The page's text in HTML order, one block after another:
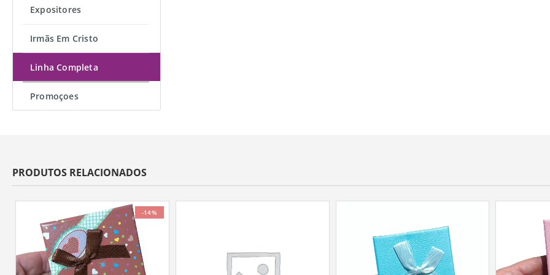
Expositores
Irmãs Em Cristo
Linha Completa
Promoçoes
PRODUTOS RELACIONADOS
-14%